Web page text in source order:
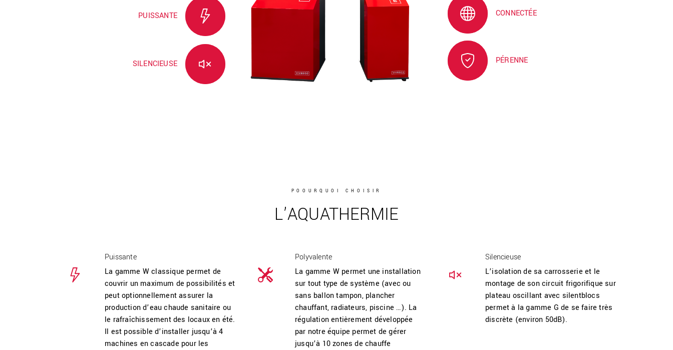
PUISSANTE
SILENCIEUSE
CONNECTÉE
PÉRENNE
POOURQUOI CHOISIR
L’AQUATHERMIE
Puissante
La gamme W classique permet de
couvrir un maximum de possibilités et
peut optionnellement assurer la
production d’eau chaude sanitaire ou
le rafraîchissement des locaux en été.
Il est possible d’installer jusqu’à 4
machines en cascade pour les
Polyvalente
La gamme W permet une installation
sur tout type de système (avec ou
sans ballon tampon, plancher
chauffant, radiateurs, piscine …). La
régulation entièrement développée
par notre équipe permet de gérer
jusqu’à 10 zones de chauffe
Silencieuse
L’isolation de sa carrosserie et le
montage de son circuit frigorifique sur
plateau oscillant avec silentblocs
permet à la gamme G de se faire très
discrète (environ 50dB).